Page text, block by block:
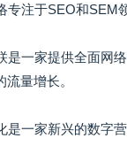
专注于SEO和SEM
是一家提供全面网
量增长。
是一家新兴的数字